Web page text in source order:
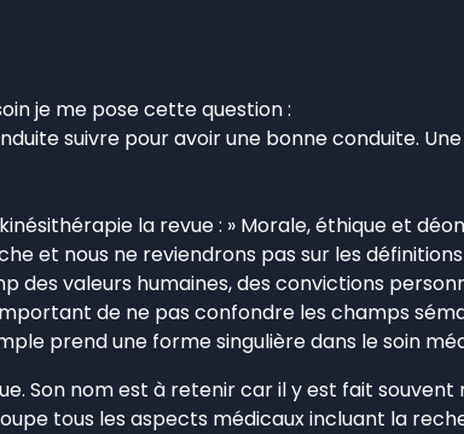
je me pose cette question :
suivre pour avoir une bonne conduite.
la revue : » Morale, éthique et
et nous ne reviendrons pas sur les
des valeurs humaines, des convictions
de ne pas confondre les champs
prend une forme singulière dans le soin
Son nom est à retenir car il y est fait
tous les aspects médicaux incluant la